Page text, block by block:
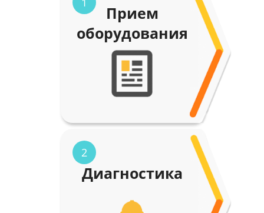
Прием
оборудования
2
Диагностика